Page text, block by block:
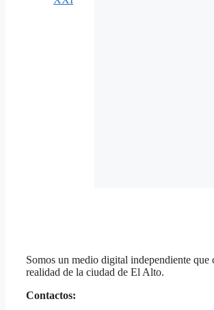
Somos un medio digital independiente que
realidad de la ciudad de El Alto.
Contactos: